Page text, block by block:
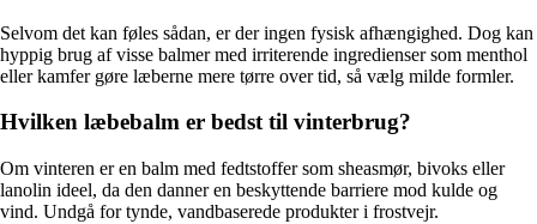
Selvom det kan føles sådan, er der ingen fysisk afhængighed. Dog kan
hyppig brug af visse balmer med irriterende ingredienser som menthol
eller kamfer gøre læberne mere tørre over tid, så vælg milde formler.
Hvilken læbebalm er bedst til vinterbrug?
Om vinteren er en balm med fedtstoffer som sheasmør, bivoks eller
lanolin ideel, da den danner en beskyttende barriere mod kulde og
vind. Undgå for tynde, vandbaserede produkter i frostvejr.